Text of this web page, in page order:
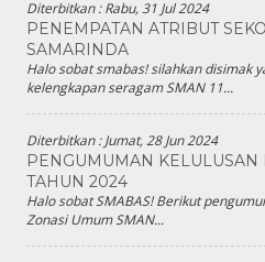
Diterbitkan :Rabu, 31 Jul 2024
PENEMPATAN ATRIBUT
SAMARINDA
Halo sobat smabas! silahkan disimak
kelengkapan seragam SMAN 11...
Diterbitkan :Jumat, 28 Jun 2024
PENGUMUMAN KELULUSAN
TAHUN 2024
Halo sobat SMABAS! Berikut
Zonasi Umum SMAN...